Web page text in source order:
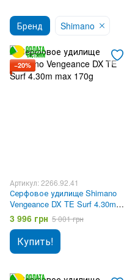
Бренд Shimano
−20%
Артикул: 2266.92.41
Серфовое удилище Shimano
Vengeance DX TE Surf 4.30m
max 170g
3 996 грн 5 001 грн
Купить!